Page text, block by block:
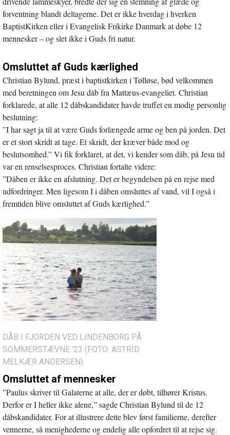
forventning blandt deltagerne. Det er ikke hverdag i hverken
BaptistKirken eller i Evangelisk Frikirke Danmark at døbe 12
mennesker – og slet ikke i Guds fri natur.
Omsluttet af Guds kærlighed
Christian Bylund, præst i baptistkirken i Tølløse, bød velkommen
med beretningen om Jesu dåb fra Mattæus-evangeliet. Christian
forklarede, at alle 12 dåbskandidater havde truffet en modig personlig
beslutning:
”I har sagt ja til at være Guds forlængede arme og ben på jorden. Det
er et stort skridt at tage. Et skridt, der kræver både mod og
beslutsomhed.” Vi fik forklaret, at det, vi kender som dåb, på Jesu tid
var en renselsesproces. Christian fortalte videre:
”Dåben er ikke en afslutning. Det er begyndelsen på en rejse med
udfordringer. Men ligesom I i dåben omsluttes af vand, vil I også i
fremtiden blive omsluttet af Guds kærlighed.”
DÅB I FJORDEN VED LINDENBORG PÅ
SOMMERSTÆVNE ’23 (FOTO: ASTRID
MELKÆR ANDERSEN)
Omsluttet af mennesker
”Paulus skriver til Galaterne at alle, der er døbt, tilhører Kristus.
Derfor er I heller ikke alene,” sagde Christian Bylund til de 12
dåbskandidater. For at illustrere dette blev først familierne, derefter
vennerne, så menighederne og endelig alle opfordret til at rejse sig.